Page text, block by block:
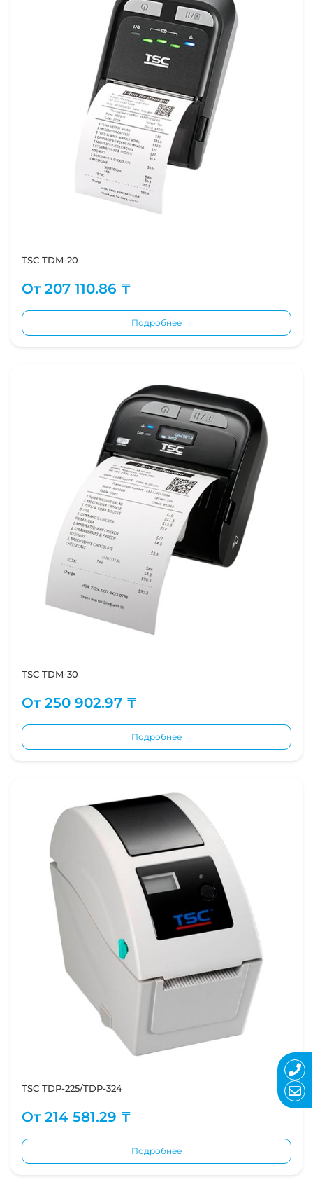
TSC TDM-20
От207 110.86 ₸
Подробнее
TSC TDM-30
От250 902.97 ₸
Подробнее
TSC TDP-225/TDP-324
От214 581.29 ₸
Подробнее